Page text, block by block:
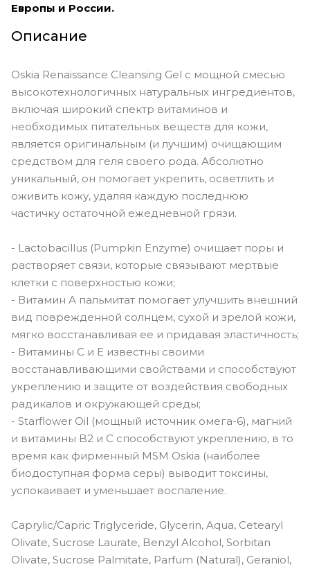
Европы и России.
Описание
Oskia Renaissance Cleansing Gel с мощной смесью
высокотехнологичных натуральных ингредиентов,
включая широкий спектр витаминов и
необходимых питательных веществ для кожи,
является оригинальным (и лучшим) очищающим
средством для геля своего рода. Абсолютно
уникальный, он помогает укрепить, осветлить и
оживить кожу, удаляя каждую последнюю
частичку остаточной ежедневной грязи.
- Lactobacillus (Pumpkin Enzyme) очищает поры и
растворяет связи, которые связывают мертвые
клетки с поверхностью кожи;
- Витамин А пальмитат помогает улучшить внешний
вид поврежденной солнцем, сухой и зрелой кожи,
мягко восстанавливая ее и придавая эластичность;
- Витамины С и Е известны своими
восстанавливающими свойствами и способствуют
укреплению и защите от воздействия свободных
радикалов и окружающей среды;
- Starflower Oil (мощный источник омега-6), магний
и витамины B2 и C способствуют укреплению, в то
время как фирменный MSM Oskia (наиболее
биодоступная форма серы) выводит токсины,
успокаивает и уменьшает воспаление.
Caprylic/Capric Triglyceride, Glycerin, Aqua, Cetearyl
Olivate, Sucrose Laurate, Benzyl Alcohol, Sorbitan
Olivate, Sucrose Palmitate, Parfum (Natural), Geraniol,